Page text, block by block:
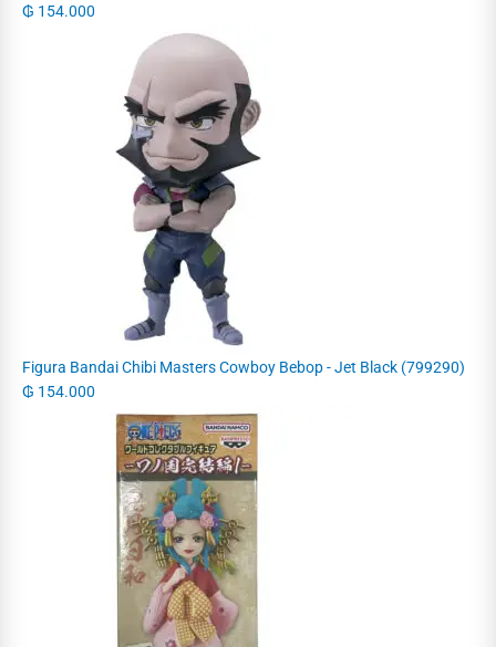
₲ 154.000
Figura Bandai Chibi Masters Cowboy Bebop - Jet Black (799290)
₲ 154.000